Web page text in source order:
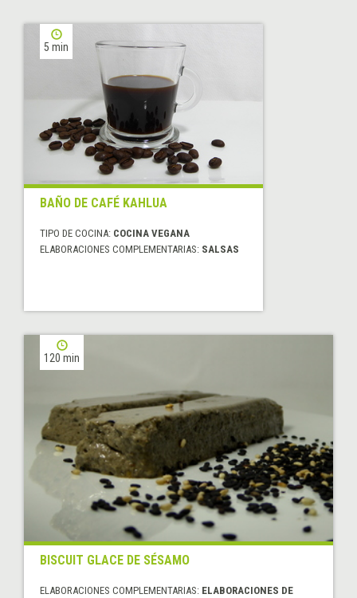
5 min
BAÑO DE CAFÉ KAHLUA
TIPO DE COCINA: COCINA VEGANA
ELABORACIONES COMPLEMENTARIAS: SALSAS
120 min
BISCUIT GLACE DE SÉSAMO
ELABORACIONES COMPLEMENTARIAS: ELABORACIONES DE